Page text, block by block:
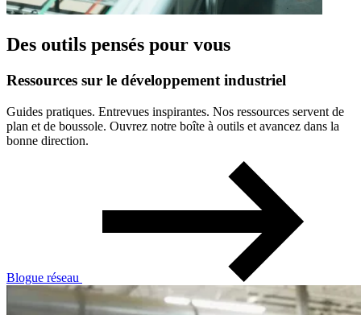
Des outils pensés pour vous
Ressources sur le développement industriel
Guides pratiques. Entrevues inspirantes. Nos ressources servent de
plan et de boussole. Ouvrez notre boîte à outils et avancez dans la
bonne direction.
Blogue réseau